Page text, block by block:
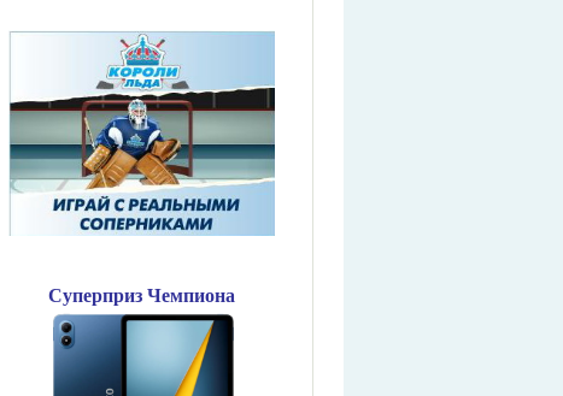
Суперприз Чемпиона